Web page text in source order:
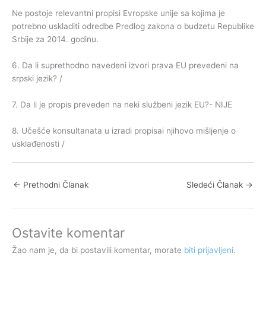
Ne postoje relevantni propisi Evropske unije sa kojima je
potrebno uskladiti odredbe Predlog zakona o budzetu Republike
Srbije za 2014. godinu.
6. Da li suprethodno navedeni izvori prava EU prevedeni na
srpski jezik? /
7. Da li je propis preveden na neki službeni jezik EU?- NIJE
8. Učešće konsultanata u izradi propisai njihovo mišljenje o
usklađenosti /
← Prethodni Članak Sledeći Članak →
Ostavite komentar
Žao nam je, da bi postavili komentar, morate biti prijavljeni.